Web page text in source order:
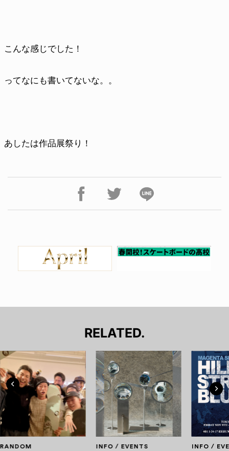
こんな感じでした！
ってなにも書いてないな。。
あしたは作品展祭り！
RELATED.
RANDOM INFO / EVENTS INFO /